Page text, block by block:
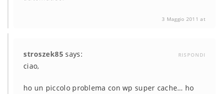
3 Maggio 2011 at
stroszek85 says: RISPONDI
ciao,
ho un piccolo problema con wp super cache… ho